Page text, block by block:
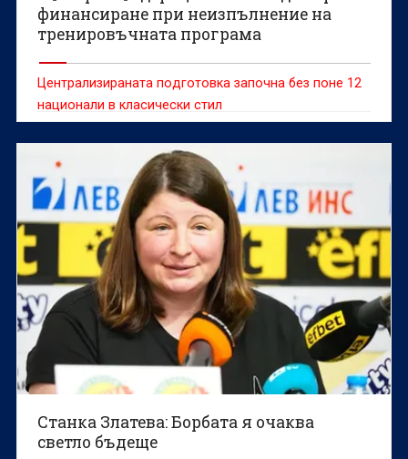
финансиране при неизпълнение на
тренировъчната програма
Централизираната подготовка започна без поне 12
национали в класически стил
Станка Златева: Борбата я очаква
светло бъдеще